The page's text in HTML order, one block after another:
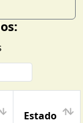
Estado